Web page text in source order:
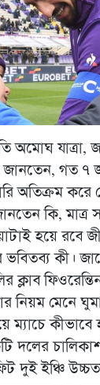
অমোঘ যাত্রা,
জানতেন, গত ৭
অতিক্রম করে
কি,
হয়ে রবে
ভবিতব্য কী।
ক্লাব
নিয়ম মেনে
কীভাবে
দলের
দুই ইঞ্চি